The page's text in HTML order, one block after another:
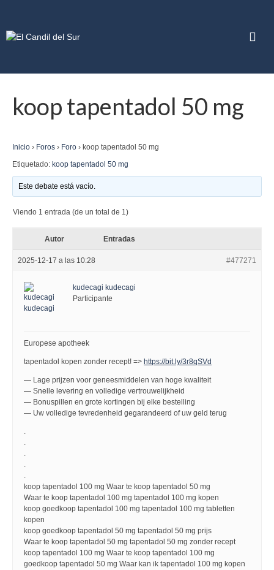
koop tapentadol 50 mg
Inicio › Foros › Foro › koop tapentadol 50 mg
Etiquetado: koop tapentadol 50 mg
Este debate está vacío.
Viendo 1 entrada (de un total de 1)
Autor Entradas
2025-12-17 a las 10:28 #477271
kudecagi kudecagi
Participante
Europese apotheek
tapentadol kopen zonder recept! => https://bit.ly/3r8qSVd
— Lage prijzen voor geneesmiddelen van hoge kwaliteit
— Snelle levering en volledige vertrouwelijkheid
— Bonuspillen en grote kortingen bij elke bestelling
— Uw volledige tevredenheid gegarandeerd of uw geld terug
.
.
.
.
.
koop tapentadol 100 mg Waar te koop tapentadol 50 mg
Waar te koop tapentadol 100 mg tapentadol 100 mg kopen
koop goedkoop tapentadol 100 mg tapentadol 100 mg tabletten
kopen
koop goedkoop tapentadol 50 mg tapentadol 50 mg prijs
Waar te koop tapentadol 50 mg tapentadol 50 mg zonder recept
koop tapentadol 100 mg Waar te koop tapentadol 100 mg
goedkoop tapentadol 50 mg Waar kan ik tapentadol 100 mg kopen